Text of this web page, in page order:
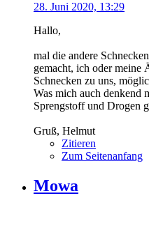
28. Juni 2020, 13:29
Hallo,
mal die andere
gemacht, ich oder meine
Schnecken zu uns,
Was mich auch denkend
Sprengstoff und Drogen
Gruß, Helmut
Zitieren
Zum Seitenanfang
Mowa